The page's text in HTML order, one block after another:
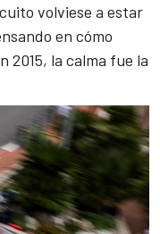
volviese a estar
en cómo
2015, la calma fue la